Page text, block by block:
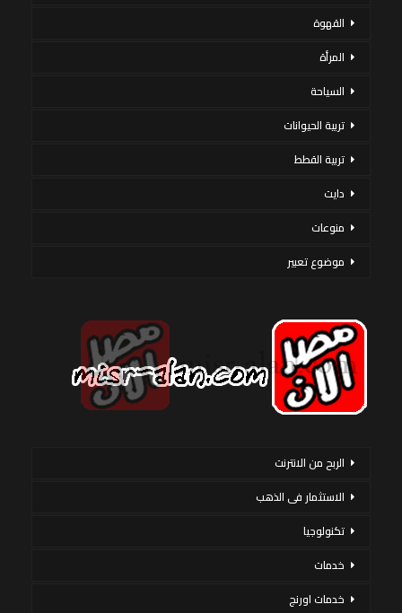
القهوة
المرأة
السياحة
تربية الحيوانات
تربية القطط
دايت
منوعات
موضوع تعبير
الربح من الانترنت
الاستثمار فى الذهب
تكنولوجيا
خدمات
خدمات اورنج